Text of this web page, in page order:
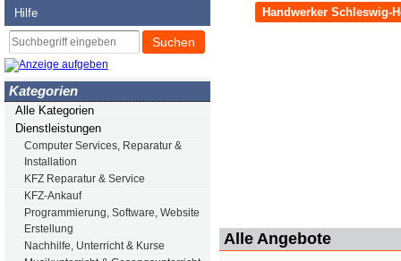
Hilfe
Suchen
Kategorien
Alle Kategorien
Dienstleistungen
Computer Services, Reparatur &
Installation
KFZ Reparatur & Service
KFZ-Ankauf
Programmierung, Software, Website
Erstellung
Nachhilfe, Unterricht & Kurse
Handwerker Schleswig-
Alle Angebote